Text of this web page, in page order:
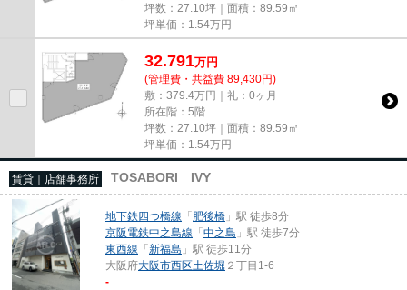
坪数：27.10坪｜面積：89.59㎡
坪単価： 1.54万円
32.791万円
(管理費・共益費 89,430円)
敷：379.4万円｜礼：0ヶ月
所在階：5階
坪数：27.10坪｜面積：89.59㎡
坪単価： 1.54万円
賃貸｜店舗事務所 TOSABORI IVY
地下鉄四つ橋線 「肥後橋 」駅 徒歩8分
京阪電鉄中之島線 「中之島 」駅 徒歩7分
東西線 「新福島 」駅 徒歩11分
大阪府大阪市西区土佐堀 ２丁目1-6
-